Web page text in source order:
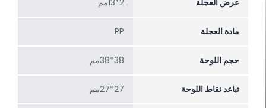
عرض العجلة 2*13مم
مادة العجلة PP
حجم اللوحة 38*38مم
تباعد نقاط اللوحة 27*27مم